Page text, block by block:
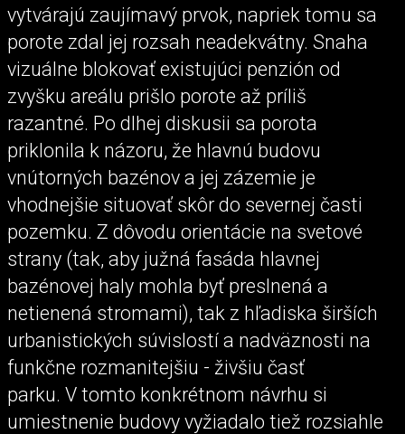
vytvárajú zaujímavý prvok, napriek tomu sa
porote zdal jej rozsah neadekvátny. Snaha
vizuálne blokovať existujúci penzión od
zvyšku areálu prišlo porote až príliš
razantné. Po dlhej diskusii sa porota
priklonila k názoru, že hlavnú budovu
vnútorných bazénov a jej zázemie je
vhodnejšie situovať skôr do severnej časti
pozemku. Z dôvodu orientácie na svetové
strany (tak, aby južná fasáda hlavnej
bazénovej haly mohla byť preslnená a
netienená stromami), tak z hľadiska širších
urbanistických súvislostí a nadväznosti na
funkčne rozmanitejšiu - živšiu časť
parku. V tomto konkrétnom návrhu si
umiestnenie budovy vyžiadalo tiež rozsiahle